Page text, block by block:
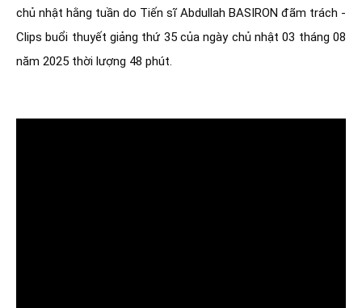
chủ nhật hằng tuần do Tiến sĩ Abdullah BASIRON đãm trách -
Clips buổi thuyết giảng thứ 35 của ngày chủ nhật 03 tháng 08
năm 2025 thời lượng 48 phút.